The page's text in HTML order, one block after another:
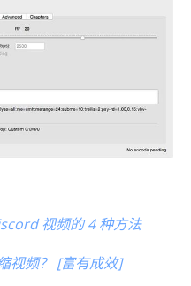
视频的 4 种方法
视频？ [富有成效]